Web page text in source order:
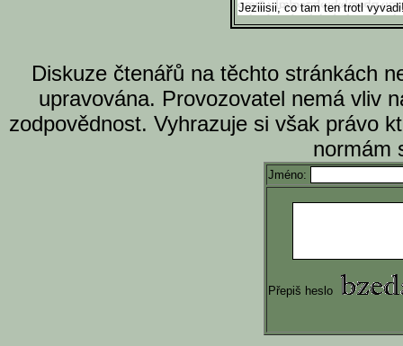
Jeziiisii, co tam ten trotl
Diskuze čtenářů na těchto stránkách
upravována. Provozovatel nemá vliv
zodpovědnost. Vyhrazuje si však právo
normám
Jméno:
Přepiš heslo